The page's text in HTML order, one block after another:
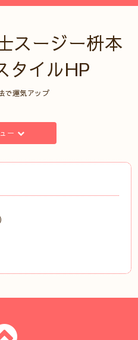
スージー枡本
タイルHP
で運気アップ
ー